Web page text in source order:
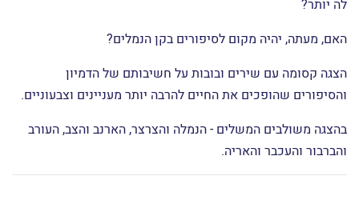
לה יותר?
האם, מעתה, יהיה מקום לסיפורים בקן הנמלים?
הצגה קסומה עם שירים ובובות על חשיבותם של הדמיון
והסיפורים שהופכים את החיים להרבה יותר מעניינים וצבעוניים.
בהצגה משולבים המשלים - הנמלה והצרצר, הארנב והצב, העורב
והברבור והעכבר והאריה.